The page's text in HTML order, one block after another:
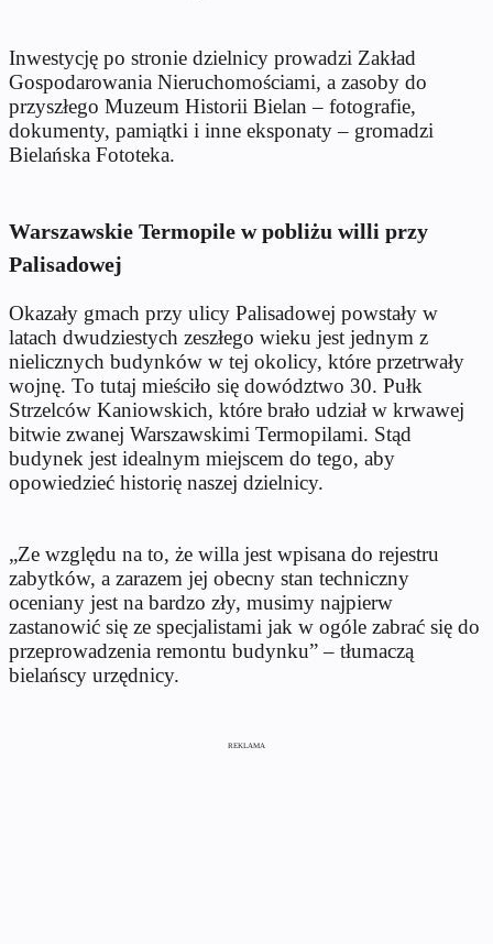
Inwestycję po stronie dzielnicy prowadzi Zakład
Gospodarowania Nieruchomościami, a zasoby do
przyszłego Muzeum Historii Bielan – fotografie,
dokumenty, pamiątki i inne eksponaty – gromadzi
Bielańska Fototeka.
Warszawskie Termopile w pobliżu willi przy
Palisadowej
Okazały gmach przy ulicy Palisadowej powstały w
latach dwudziestych zeszłego wieku jest jednym z
nielicznych budynków w tej okolicy, które przetrwały
wojnę. To tutaj mieściło się dowództwo 30. Pułk
Strzelców Kaniowskich, które brało udział w krwawej
bitwie zwanej Warszawskimi Termopilami. Stąd
budynek jest idealnym miejscem do tego, aby
opowiedzieć historię naszej dzielnicy.
„Ze względu na to, że willa jest wpisana do rejestru
zabytków, a zarazem jej obecny stan techniczny
oceniany jest na bardzo zły, musimy najpierw
zastanowić się ze specjalistami jak w ogóle zabrać się do
przeprowadzenia remontu budynku” – tłumaczą
bielańscy urzędnicy.
REKLAMA